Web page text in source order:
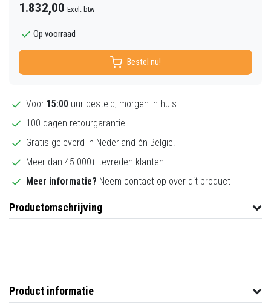
1.832,00 Excl. btw
Op voorraad
Bestel nu!
Voor 15:00 uur besteld, morgen in huis
100 dagen retourgarantie!
Gratis geleverd in Nederland én België!
Meer dan 45.000+ tevreden klanten
Meer informatie? Neem contact op over dit product
Productomschrijving
Product informatie